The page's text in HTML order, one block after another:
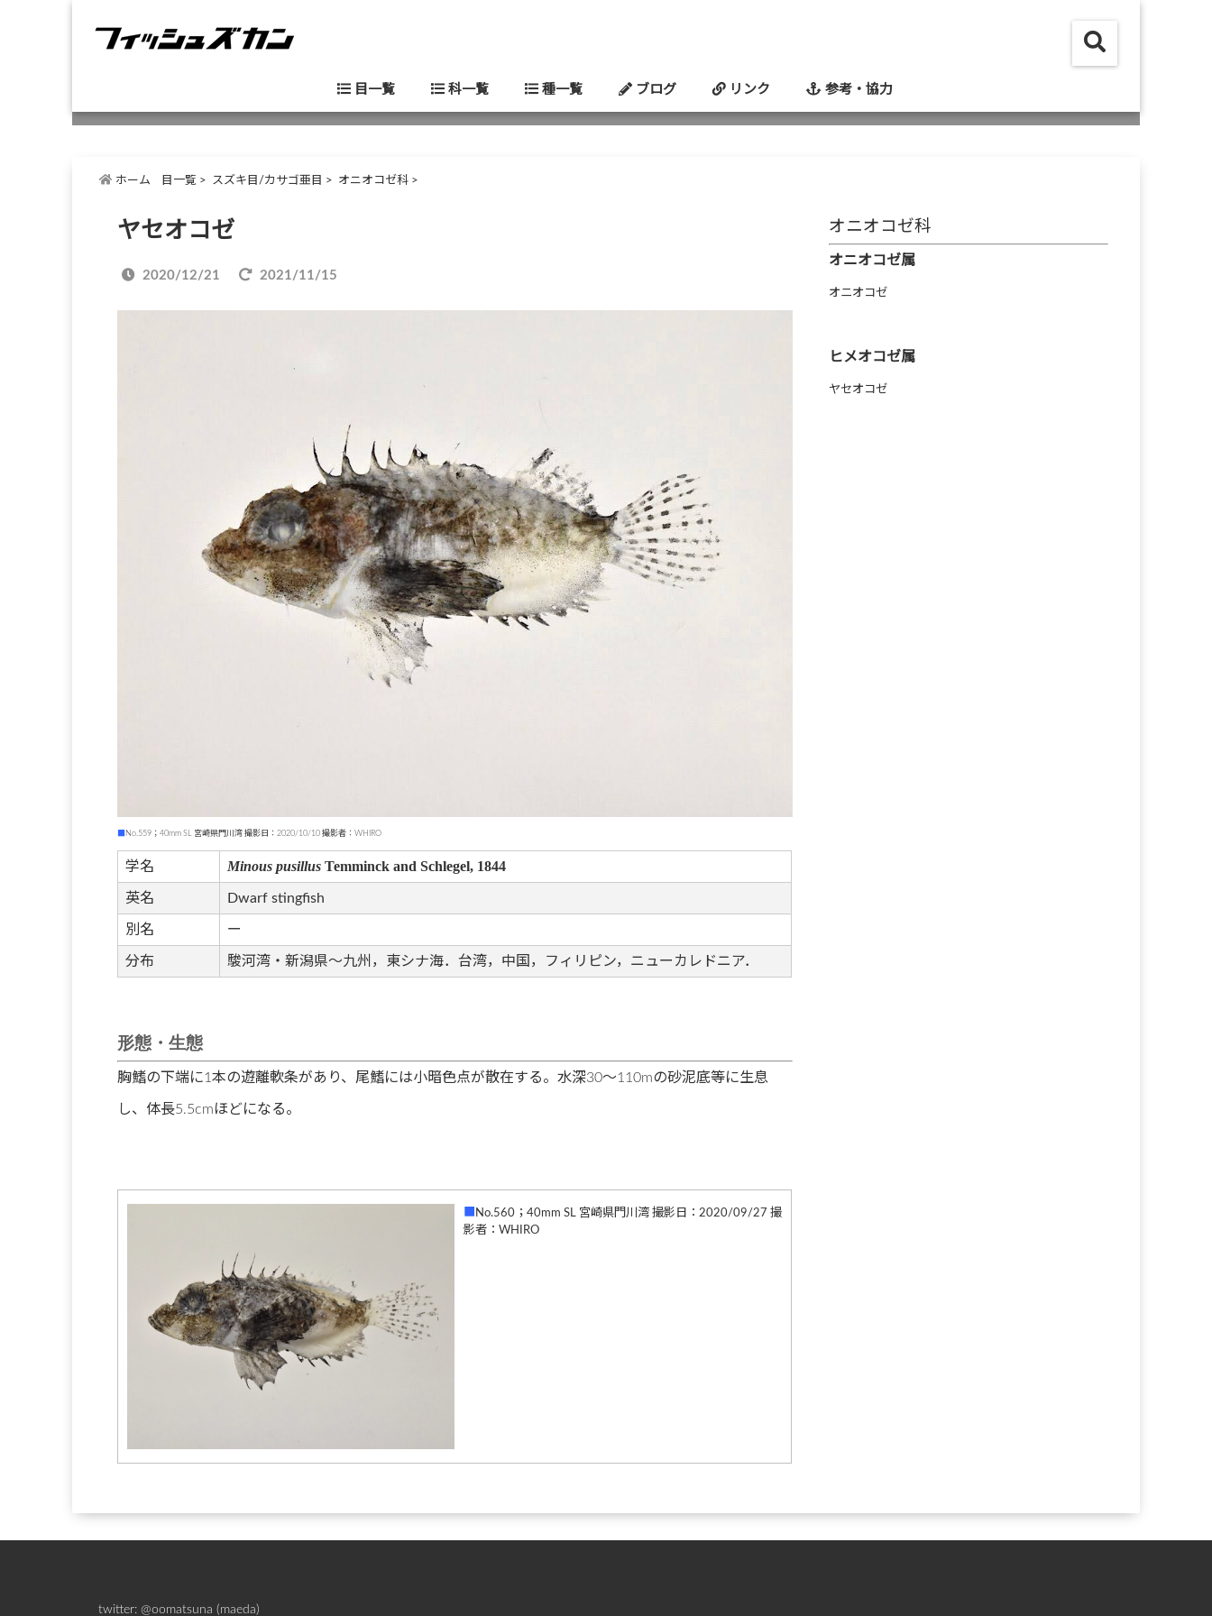
目一覧 科一覧 種一覧 ブログ リンク 参考・協力
ホーム 目一覧 > スズキ目/カサゴ亜目 > オニオコゼ科 >
ヤセオコゼ
2020/12/21 2021/11/15
No.559；40mm SL 宮崎県門川湾 撮影日：2020/10/10 撮影者：WHIRO
学名 Minous pusillus Temminck and Schlegel, 1844
英名 Dwarf stingfish
別名 ー
分布 駿河湾・新潟県～九州，東シナ海．台湾，中国，フィリピン，ニューカレドニア．
形態・生態
胸鰭の下端に1本の遊離軟条があり、尾鰭には小暗色点が散在する。水深30〜110mの砂泥底等に生息
し、体長5.5cmほどになる。
No.560；40mm SL 宮崎県門川湾 撮影日：2020/09/27 撮
影者：WHIRO
オニオコゼ科
オニオコゼ属
オニオコゼ
ヒメオコゼ属
ヤセオコゼ
twitter: @oomatsuna (maeda)